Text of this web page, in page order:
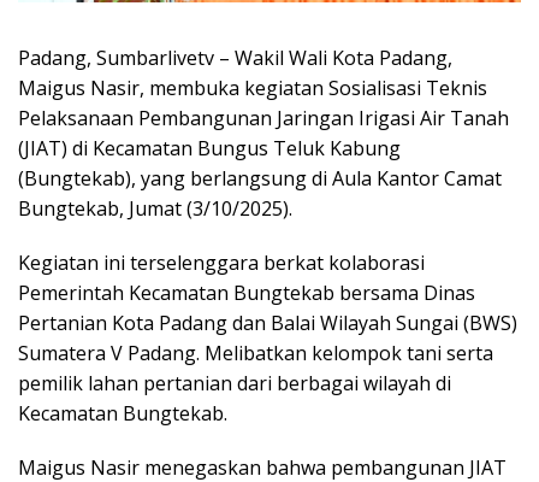
Padang, Sumbarlivetv – Wakil Wali Kota Padang,
Maigus Nasir, membuka kegiatan Sosialisasi Teknis
Pelaksanaan Pembangunan Jaringan Irigasi Air Tanah
(JIAT) di Kecamatan Bungus Teluk Kabung
(Bungtekab), yang berlangsung di Aula Kantor Camat
Bungtekab, Jumat (3/10/2025).
Kegiatan ini terselenggara berkat kolaborasi
Pemerintah Kecamatan Bungtekab bersama Dinas
Pertanian Kota Padang dan Balai Wilayah Sungai (BWS)
Sumatera V Padang. Melibatkan kelompok tani serta
pemilik lahan pertanian dari berbagai wilayah di
Kecamatan Bungtekab.
Maigus Nasir menegaskan bahwa pembangunan JIAT